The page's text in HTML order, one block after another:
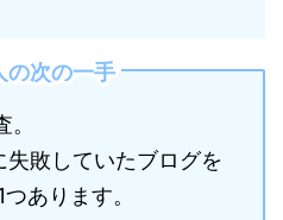
の次の一手
失敗していたブログを
あります。